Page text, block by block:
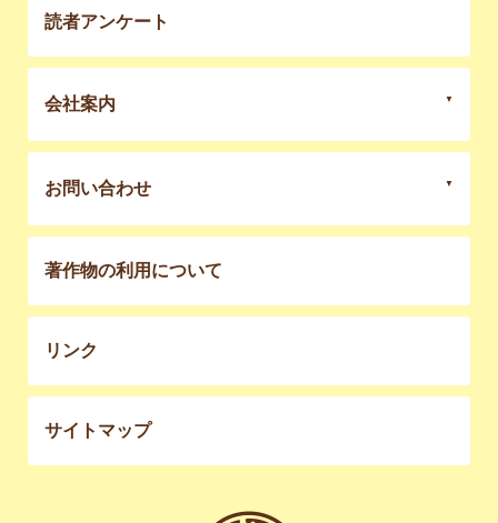
読者アンケート
会社案内
お問い合わせ
著作物の利用について
リンク
サイトマップ